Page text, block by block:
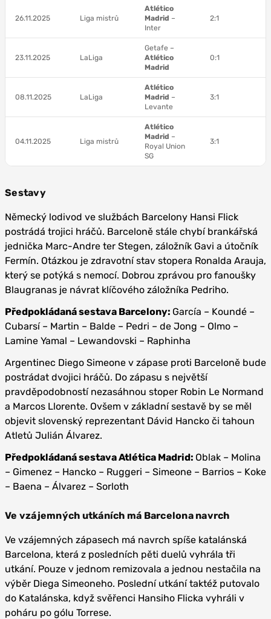
26.11.2025 Liga mistrů
Atlético
Madrid –
Inter
2:1
23.11.2025 LaLiga
Getafe –
Atlético
Madrid
0:1
08.11.2025 LaLiga
Atlético
Madrid –
Levante
3:1
04.11.2025 Liga mistrů
Atlético
Madrid –
Royal Union
SG
3:1
Sestavy
Německý lodivod ve službách Barcelony Hansi Flick
postrádá trojici hráčů. Barceloně stále chybí brankářská
jednička Marc-Andre ter Stegen, záložník Gavi a útočník
Fermín. Otázkou je zdravotní stav stopera Ronalda Arauja,
který se potýká s nemocí. Dobrou zprávou pro fanoušky
Blaugranas je návrat klíčového záložníka Pedriho.
Předpokládaná sestava Barcelony: García – Koundé –
Cubarsí – Martin – Balde – Pedri – de Jong – Olmo –
Lamine Yamal – Lewandovski – Raphinha
Argentinec Diego Simeone v zápase proti Barceloně bude
postrádat dvojici hráčů. Do zápasu s největší
pravděpodobností nezasáhnou stoper Robin Le Normand
a Marcos Llorente. Ovšem v základní sestavě by se měl
objevit slovenský reprezentant Dávid Hancko či tahoun
Atletů Julián Álvarez.
Předpokládaná sestava Atlética Madrid: Oblak – Molina
– Gimenez – Hancko – Ruggeri – Simeone – Barrios – Koke
– Baena – Álvarez – Sorloth
Ve vzájemných utkáních má Barcelona navrch
Ve vzájemných zápasech má navrch spíše katalánská
Barcelona, která z posledních pěti duelů vyhrála tři
utkání. Pouze v jednom remizovala a jednou nestačila na
výběr Diega Simeoneho. Poslední utkání taktéž putovalo
do Katalánska, když svěřenci Hansiho Flicka vyhráli v
poháru po gólu Torrese.